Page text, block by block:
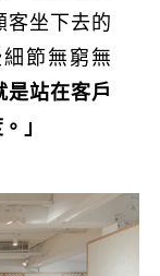
客坐下去的
節無窮無
是站在客戶
」